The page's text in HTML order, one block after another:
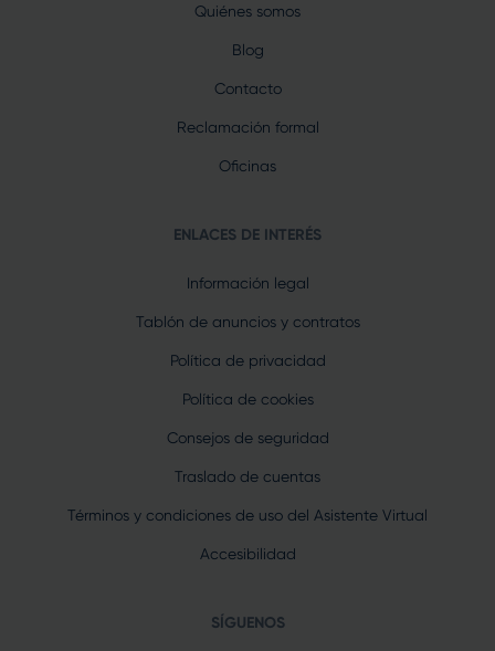
Quiénes somos
Blog
Contacto
Reclamación formal
Oficinas
ENLACES DE INTERÉS
Información legal
Tablón de anuncios y contratos
Política de privacidad
Política de cookies
Consejos de seguridad
Traslado de cuentas
Términos y condiciones de uso del Asistente Virtual
Accesibilidad
SÍGUENOS